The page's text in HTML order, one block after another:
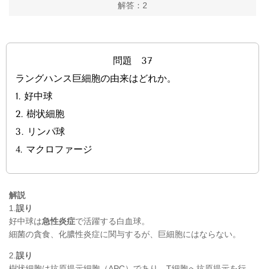
解答：2
問題 37
ラングハンス巨細胞の由来はどれか。
1. 好中球
2. 樹状細胞
3. リンパ球
4. マクロファージ
解説
1. 誤り
好中球は急性炎症で活躍する白血球。
細菌の貪食、化膿性炎症に関与するが、巨細胞にはならない。
2. 誤り